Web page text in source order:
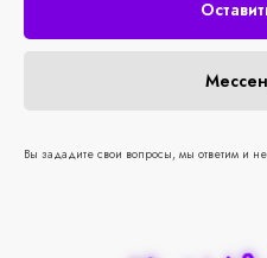
Вы зададите свои вопросы, мы ответим и